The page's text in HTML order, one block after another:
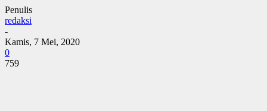
Penulis
redaksi
-
Kamis, 7 Mei, 2020
0
759